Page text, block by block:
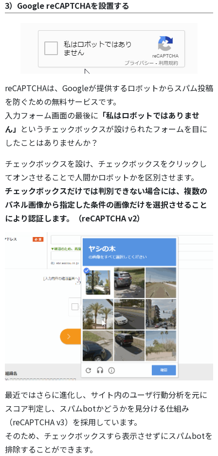
3）Google reCAPTCHAを設置する
reCAPTCHAは、Googleが提供するロボットからスパム投稿
を防ぐための無料サービスです。
入力フォーム画面の最後に 「私はロボットではありませ
ん」 というチェックボックスが設けられたフォームを目に
したことはありませんか？
チェックボックスを設け、チェックボックスをクリックし
てオンさせることで人間かロボットかを区別させます。
チェックボックスだけでは判別できない場合には、複数の
パネル画像から指定した条件の画像だけを選択させること
により認証します。（reCAPTCHA v2）
最近ではさらに進化し、サイト内のユーザ行動分析を元に
スコア判定し、スパムbotかどうかを見分ける仕組み
（reCAPTCHA v3）を採用しています。
そのため、チェックボックスすら表示させずにスパムbotを
排除することができます。